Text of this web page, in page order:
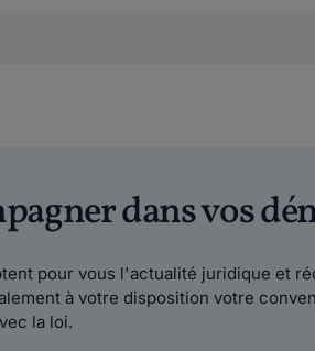
dans vos
pour vous l'actualité juridique et
à votre disposition votre
la loi.